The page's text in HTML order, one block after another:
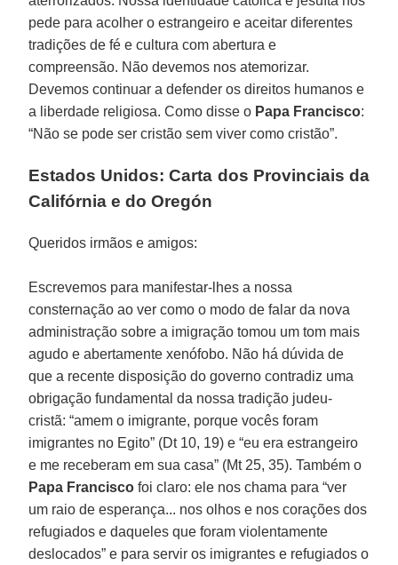
pede para acolher o estrangeiro e aceitar diferentes
tradições de fé e cultura com abertura e
compreensão. Não devemos nos atemorizar.
Devemos continuar a defender os direitos humanos e
a liberdade religiosa. Como disse o Papa Francisco:
“Não se pode ser cristão sem viver como cristão”.
Estados Unidos: Carta dos Provinciais da
Califórnia e do Oregón
Queridos irmãos e amigos:
Escrevemos para manifestar-lhes a nossa
consternação ao ver como o modo de falar da nova
administração sobre a imigração tomou um tom mais
agudo e abertamente xenófobo. Não há dúvida de
que a recente disposição do governo contradiz uma
obrigação fundamental da nossa tradição judeu-
cristã: “amem o imigrante, porque vocês foram
imigrantes no Egito” (Dt 10, 19) e “eu era estrangeiro
e me receberam em sua casa” (Mt 25, 35). Também o
Papa Francisco foi claro: ele nos chama para “ver
um raio de esperança... nos olhos e nos corações dos
refugiados e daqueles que foram violentamente
deslocados” e para servir os imigrantes e refugiados o